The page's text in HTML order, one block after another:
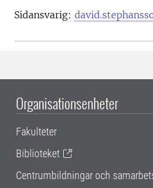
Sidansvarig:
Organisationsenheter
Fakulteter
Biblioteket
Centrumbildningar och